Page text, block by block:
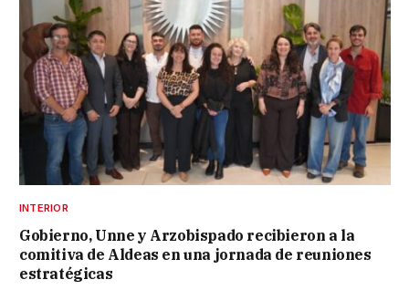
INTERIOR
Gobierno, Unne y Arzobispado recibieron a la
comitiva de Aldeas en una jornada de reuniones
estratégicas